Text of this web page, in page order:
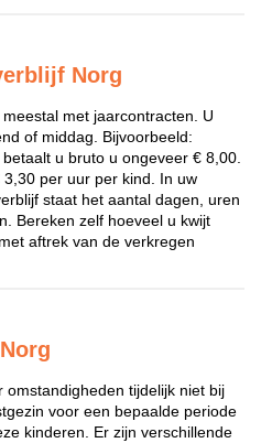
Norg
met jaarcontracten. U
of middag. Bijvoorbeeld:
u bruto u ongeveer € 8,00.
per uur per kind. In uw
staat het aantal dagen, uren
Bereken zelf hoeveel u kwijt
aftrek van de verkregen
tijdelijk niet bij
voor een bepaalde periode
kinderen. Er zijn verschillende